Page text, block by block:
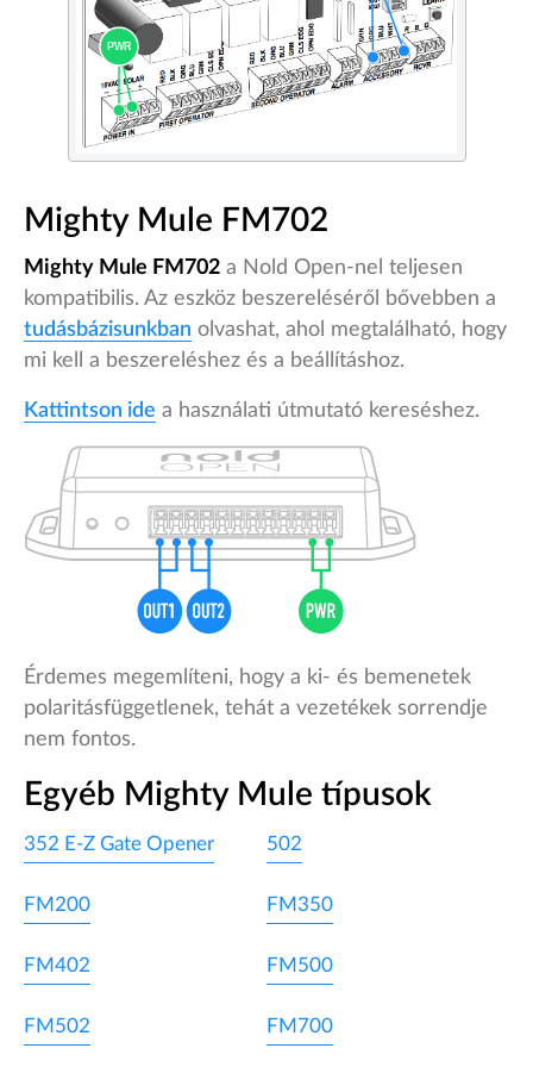
Mighty Mule FM702
Mighty Mule FM702 a Nold Open-nel teljesen
kompatibilis. Az eszköz beszereléséről bővebben a
tudásbázisunkban olvashat, ahol megtalálható, hogy
mi kell a beszereléshez és a beállításhoz.
Kattintson ide a használati útmutató kereséshez.
Érdemes megemlíteni, hogy a ki- és bemenetek
polaritásfüggetlenek, tehát a vezetékek sorrendje
nem fontos.
Egyéb Mighty Mule típusok
352 E-Z Gate Opener 502
FM200 FM350
FM402 FM500
FM502 FM700